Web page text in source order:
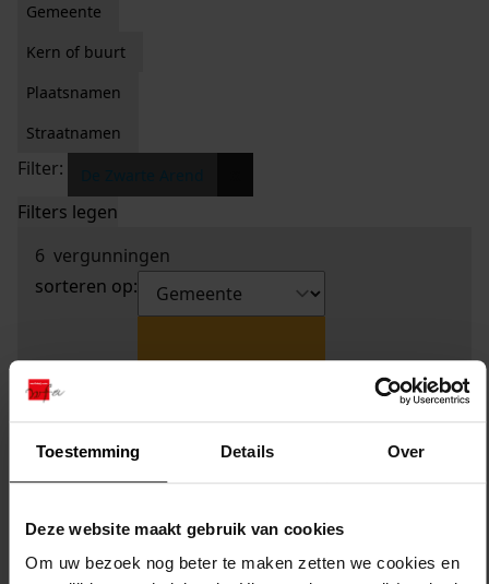
Toestemming Details Over
Deze website maakt gebruik van cookies
Om uw bezoek nog beter te maken zetten we cookies en
Gemeente
Kern of buurt
Plaatsnamen
Straatnamen
Filter:
Filters legen
6 vergunningen
sorteren op: